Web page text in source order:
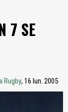
7 SE
Rugby, 16 Iun. 2005